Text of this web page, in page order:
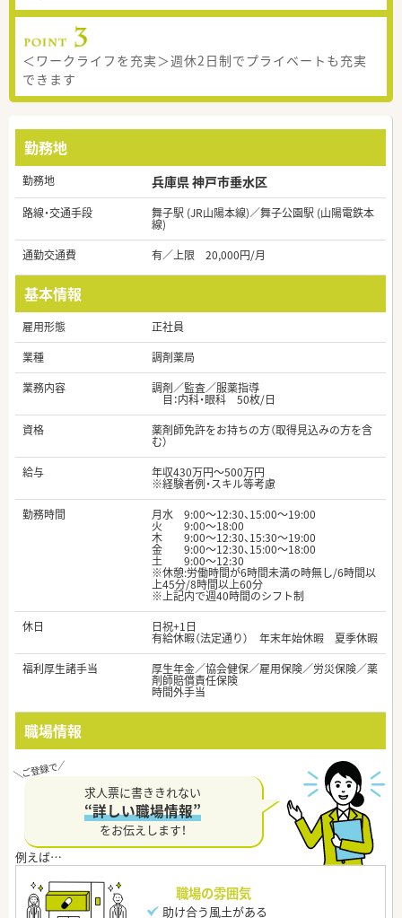
＜ワークライフを充実＞週休2日制でプライベートも充実
できます
勤務地
勤務地 兵庫県 神戸市垂水区
路線・交通手段 舞子駅 (JR山陽本線)／舞子公園駅 (山陽電鉄本
線)
通勤交通費
有／上限 20,000円/月
基本情報
雇用形態
正社員
業種
調剤薬局
業務内容
調剤／監査／服薬指導
目：内科・眼科 50枚/日
資格
薬剤師免許をお持ちの方（取得見込みの方を含
む）
給与
年収430万円～500万円
※経験者例・スキル等考慮
勤務時間
月水 9:00～12:30、15:00～19:00
火 9:00～18:00
木 9:00～12:30、15:30～19:00
金 9:00～12:30、15:00～18:00
土 9:00～12:30
※休憩:労働時間が6時間未満の時無し/6時間以
上45分/8時間以上60分
※上記内で週40時間のシフト制
休日
日祝+1日
有給休暇（法定通り） 年末年始休暇 夏季休暇
福利厚生諸手当
厚生年金／協会健保／雇用保険／労災保険／薬
剤師賠償責任保険
時間外手当
職場情報
求人票に書ききれない
“詳しい職場情報”
をお伝えします！
職場の雰囲気
助け合う風土がある